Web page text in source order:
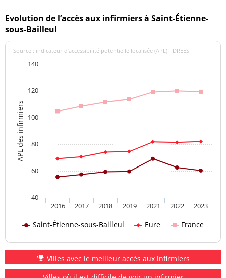
Evolution de l’accès aux infirmiers à Saint-Étienne-
sous-Bailleul
APL des infirmiers
Source : indicateur d’accessibilité potentielle localisée (APL) - DREES
Saint-Étienne-sous-Bailleul Eure France
2016 2017 2018 2019 2021 2022 2023
40
60
80
100
120
140
Villes avec le meilleur accès aux infirmiers